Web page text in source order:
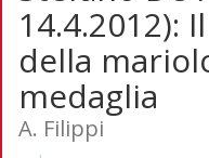
14.4.2012):
della
medaglia
A. Filippi